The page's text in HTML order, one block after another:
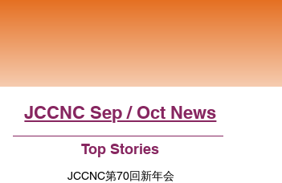
JCCNC Sep / Oct News
Top Stories
JCCNC第70回新年会